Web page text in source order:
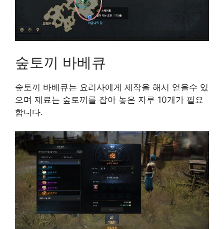
숲토끼 바베큐
숲토끼 바베큐는 요리사에게 제작을 해서 얻을수 있
으며 재료는 숲토끼를 잡아 놓은 자루 10개가 필요
합니다.